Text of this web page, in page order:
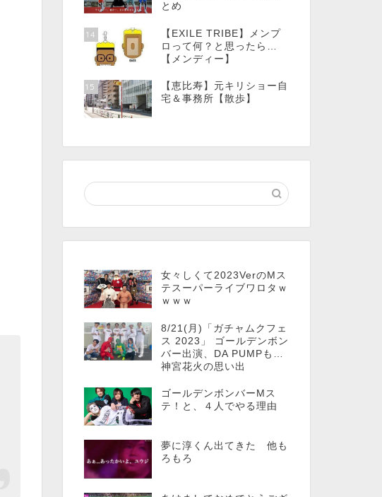
とめ
14
【EXILE TRIBE】メンプ
ロって何？と思ったら…
【メンディー】
15
【恵比寿】元キリショー自
宅＆事務所【散歩】
女々しくて2023VerのMス
テスーパーライブワロタｗ
ｗｗｗ
8/21(月)「ガチャムクフェ
ス 2023」 ゴールデンボン
バー出演、DA PUMPも…
神宮花火の思い出
ゴールデンボンバーMス
テ！と、４人でやる理由
夢に淳くん出てきた 他も
ろもろ